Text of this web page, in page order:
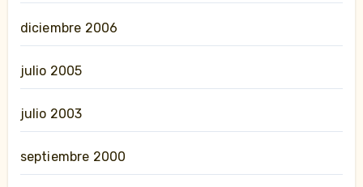
diciembre 2006
julio 2005
julio 2003
septiembre 2000